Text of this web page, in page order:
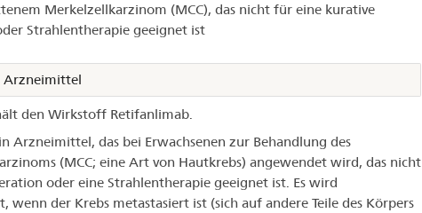
Merkelzellkarzinom (MCC), das nicht für eine kurative
Strahlentherapie geeignet ist
Arzneimittel
den Wirkstoff Retifanlimab.
Arzneimittel, das bei Erwachsenen zur Behandlung des
(MCC; eine Art von Hautkrebs) angewendet wird, das nicht
oder eine Strahlentherapie geeignet ist. Es wird
wenn der Krebs metastasiert ist (sich auf andere Teile des Körpers